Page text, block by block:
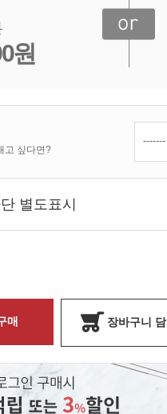
원
고 싶다면?
별도표시
매 장바구니